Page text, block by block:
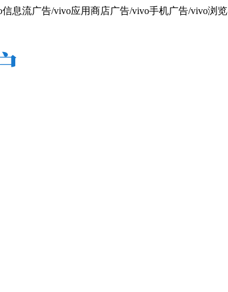
息流广告/vivo应用商店广告/vivo手机广告/vivo浏